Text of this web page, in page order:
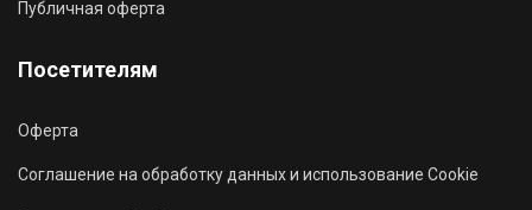
Публичная оферта
Посетителям
Оферта
Соглашение на обработку данных и использование Cookie